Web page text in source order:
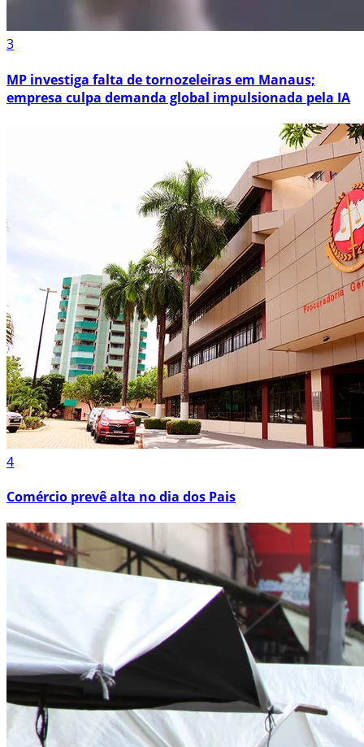
3
MP investiga falta de tornozeleiras em Manaus;
empresa culpa demanda global impulsionada pela IA
4
Comércio prevê alta no dia dos Pais